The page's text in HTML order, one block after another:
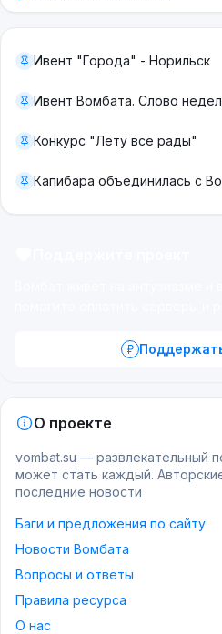
Ивент "Города" - Норильск
Ивент Вомбата. Слово
Конкурс "Лету все рады"
Капибара объединилась с
О проекте
vombat.su — развлекательный
может стать каждый.
последние новости
Баги и предложения по сайту
Новости Вомбата
Вопросы и ответы
Правила ресурса
О нас